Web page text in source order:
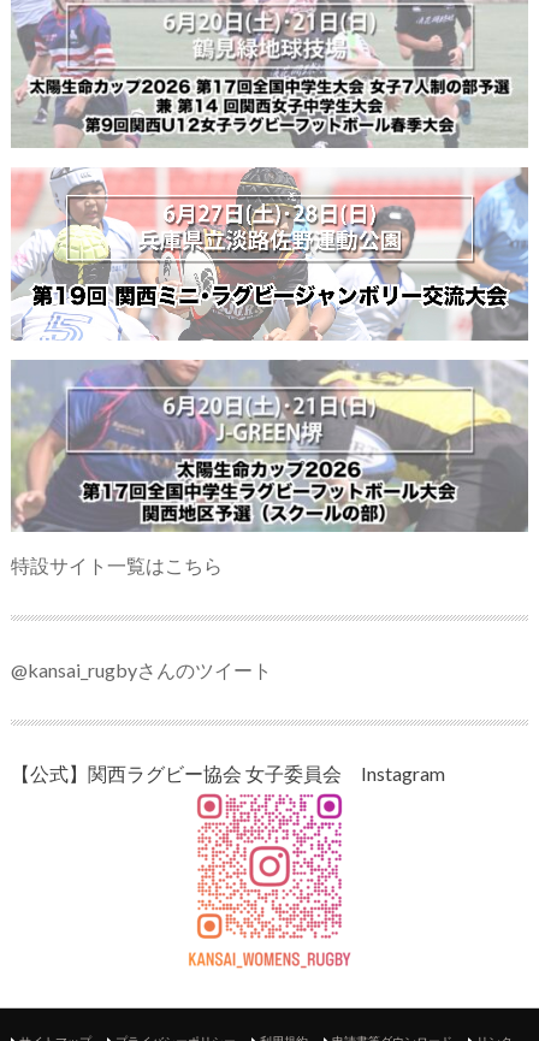
特設サイト一覧はこちら
@kansai_rugbyさんのツイート
【公式】関西ラグビー協会 女子委員会 Instagram